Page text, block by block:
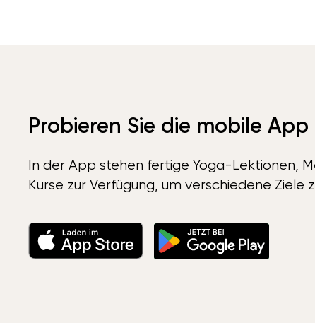
Probieren Sie die mobile
In der App stehen fertige Yoga-Lektionen,
Kurse zur Verfügung, um verschiedene Ziele